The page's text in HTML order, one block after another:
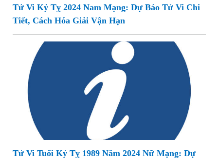
Tử Vi Kỷ Tỵ 2024 Nam Mạng: Dự Báo Tử Vi Chi
Tiết, Cách Hóa Giải Vận Hạn
Tử Vi Tuổi Kỷ Tỵ 1989 Năm 2024 Nữ Mạng: Dự